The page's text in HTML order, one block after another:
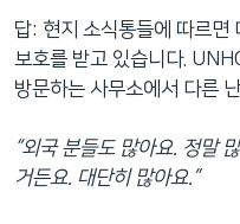
답: 현지 소식통들에 따르면
보호를 받고 있습니다.
방문하는 사무소에서 다른
“외국 분들도 많아요. 정말
거든요. 대단히 많아요.”